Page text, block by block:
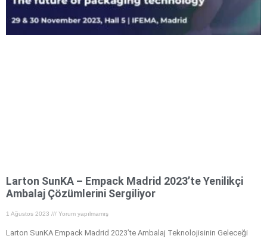
Larton SunKA – Empack Madrid 2023’te Yenilikçi
Ambalaj Çözümlerini Sergiliyor ​
1 Ağustos 2023 Yorum yapılmamış
Larton SunKA Empack Madrid 2023’te Ambalaj Teknolojisinin Geleceği